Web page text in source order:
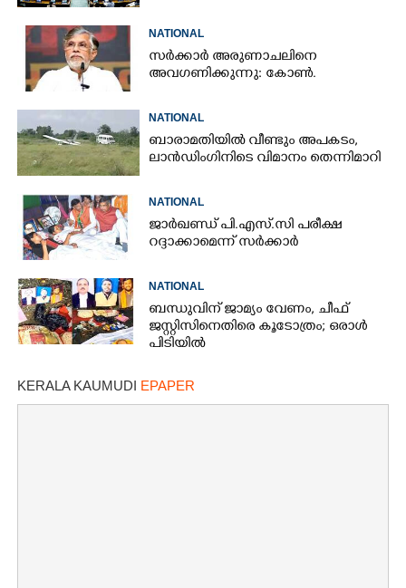
NATIONAL
സർക്കാർ അരുണാചലിനെ
അവഗണിക്കുന്നു: കോൺ.
NATIONAL
ബാരാമതിയിൽ വീണ്ടും അപകടം,​
ലാൻഡിംഗിനിടെ വിമാനം തെന്നിമാറി
NATIONAL
ജാർഖണ്ഡ് പി.എസ്.സി പരീക്ഷ
റദ്ദാക്കാമെന്ന് സർക്കാർ
NATIONAL
ബന്ധുവിന് ജാമ്യം വേണം, ചീഫ്
ജസ്റ്റിസിനെതിരെ കൂടോത്രം; ഒരാൾ
പിടിയിൽ
KERALA KAUMUDI EPAPER